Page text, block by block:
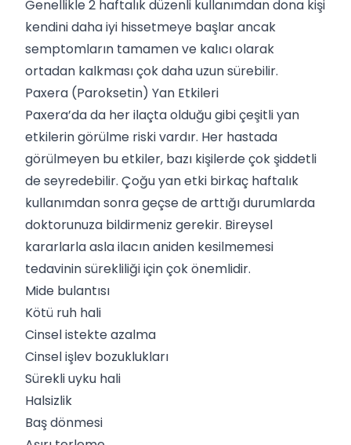
Genellikle 2 haftalık düzenli kullanımdan dona kişi
kendini daha iyi hissetmeye başlar ancak
semptomların tamamen ve kalıcı olarak
ortadan kalkması çok daha uzun sürebilir.
Paxera (Paroksetin) Yan Etkileri
Paxera’da da her ilaçta olduğu gibi çeşitli yan
etkilerin görülme riski vardır. Her hastada
görülmeyen bu etkiler, bazı kişilerde çok şiddetli
de seyredebilir. Çoğu yan etki birkaç haftalık
kullanımdan sonra geçse de arttığı durumlarda
doktorunuza bildirmeniz gerekir. Bireysel
kararlarla asla ilacın aniden kesilmemesi
tedavinin sürekliliği için çok önemlidir.
Mide bulantısı
Kötü ruh hali
Cinsel istekte azalma
Cinsel işlev bozuklukları
Sürekli uyku hali
Halsizlik
Baş dönmesi